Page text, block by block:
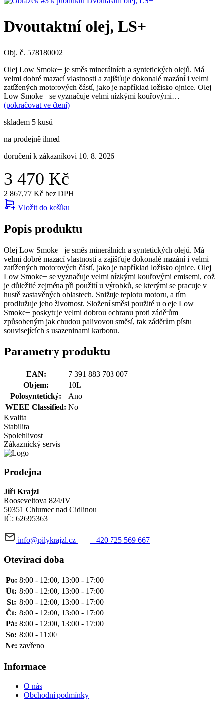
Dvoutaktní olej, LS+
Obj. č. 578180002
Olej Low Smoke+ je směs minerálních a syntetických olejů. Má
velmi dobré mazací vlastnosti a zajišťuje dokonalé mazání i velmi
zatížených motorových částí, jako je například ložisko ojnice. Olej
Low Smoke+ se vyznačuje velmi nízkými kouřovými…
(pokračovat ve čtení)
skladem 5 kusů
na prodejně ihned
doručení k zákazníkovi 10. 8. 2026
3 470 Kč
2 867,77 Kč bez DPH
Vložit do košíku
Popis produktu
Olej Low Smoke+ je směs minerálních a syntetických olejů. Má
velmi dobré mazací vlastnosti a zajišťuje dokonalé mazání i velmi
zatížených motorových částí, jako je například ložisko ojnice. Olej
Low Smoke+ se vyznačuje velmi nízkými kouřovými emisemi, což
je důležité zejména při použití u výrobků, se kterými se pracuje v
hustě zastavěných oblastech. Snižuje teplotu motoru, a tím
prodlužuje jeho životnost. Složení směsi použité u oleje Low
Smoke+ poskytuje velmi dobrou ochranu proti záděrům
způsobeným jak chudou palivovou směsí, tak záděrům pístu
souvisejících s usazeninami karbonu.
Parametry produktu
EAN:
7 391 883 703 007
Objem:
10L
Polosyntetický:
Ano
WEEE Classified: No
Kvalita
Stabilita
Spolehlivost
Zákaznický servis
Prodejna
Jiří Krajzl
Rooseveltova 824/IV
50351 Chlumec nad Cidlinou
IČ: 62695363
info@pilykrajzl.cz +420 725 569 667
Otevírací doba
Po: 8:00 - 12:00, 13:00 - 17:00
Út: 8:00 - 12:00, 13:00 - 17:00
St: 8:00 - 12:00, 13:00 - 17:00
Čt: 8:00 - 12:00, 13:00 - 17:00
Pá: 8:00 - 12:00, 13:00 - 17:00
So: 8:00 - 11:00
Ne: zavřeno
Informace
O nás
Obchodní podmínky